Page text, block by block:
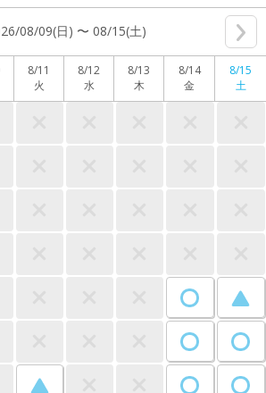
08/09(日) 〜 08/15(土)
8/11
火
8/12
水
8/13
木
8/14
金
8/15
土